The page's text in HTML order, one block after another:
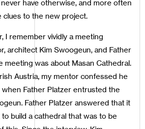
have otherwise, and more often
clues to the new project.
I remember vividly a meeting
architect Kim Swoogeun, and Father
meeting was about Masan Cathedral.
Austria, my mentor confessed he
Father Platzer entrusted the
Father Platzer answered that it
build a cathedral that was to be